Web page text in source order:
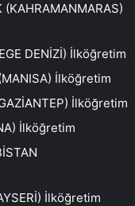
DENİZİ) İlköğretim
İlköğretim
İlköğretim
İlköğretim
İlköğretim